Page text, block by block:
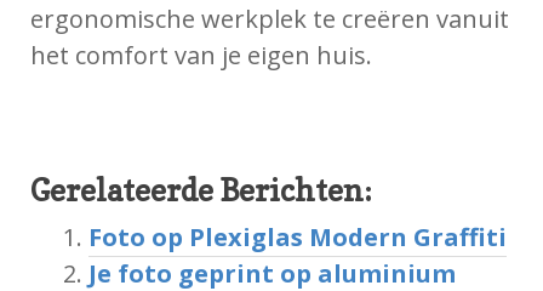
ergonomische werkplek te creëren vanuit
het comfort van je eigen huis.
Gerelateerde Berichten:
Foto op Plexiglas Modern Graffiti
Je foto geprint op aluminium